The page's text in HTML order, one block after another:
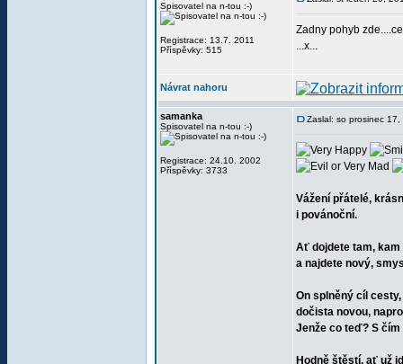
Spisovatel na n-tou :-)
Registrace: 13.7. 2011
Příspěvky: 515
Zadny pohyb
...x...
Návrat nahoru
samanka
Spisovatel na n-tou :-)
Registrace: 24.10. 2002
Příspěvky: 3733
Zaslal: so prosinec
Vážení přátelé,
i povánoční.
Ať dojdete tam,
a najdete nový,
On splněný cíl
dočista novou,
Jenže co teď? S
Hodně štěstí, ať už